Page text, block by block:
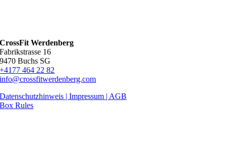
CrossFit Werdenberg
Fabrikstrasse 16
9470 Buchs SG
+4177 464 22 82
info@crossfitwerdenberg.com
Datenschutzhinweis | Impressum | AGB
Box Rules